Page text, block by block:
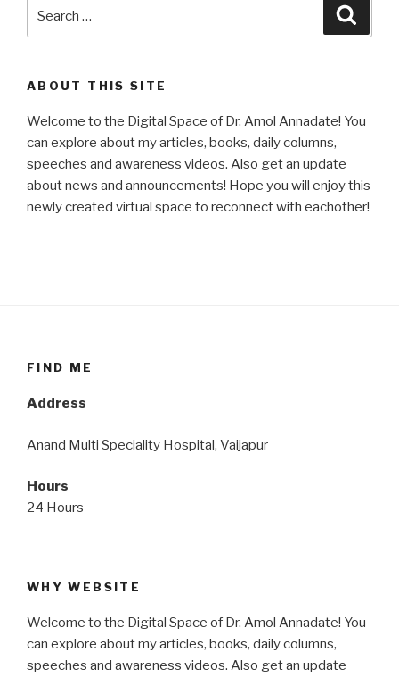
ABOUT THIS SITE
Welcome to the Digital Space of Dr. Amol Annadate! You
can explore about my articles, books, daily columns,
speeches and awareness videos. Also get an update
about news and announcements! Hope you will enjoy this
newly created virtual space to reconnect with eachother!
FIND ME
Address
Anand Multi Speciality Hospital, Vaijapur
Hours
24 Hours
WHY WEBSITE
Welcome to the Digital Space of Dr. Amol Annadate! You
can explore about my articles, books, daily columns,
speeches and awareness videos. Also get an update